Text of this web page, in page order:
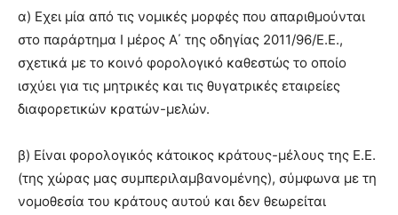
α) Εχει μία από τις νομικές μορφές που απαριθμούνται
στο παράρτημα Ι μέρος Α΄ της οδηγίας 2011/96/Ε.Ε.,
σχετικά με το κοινό φορολογικό καθεστώς το οποίο
ισχύει για τις μητρικές και τις θυγατρικές εταιρείες
διαφορετικών κρατών-μελών.
β) Είναι φορολογικός κάτοικος κράτους-μέλους της Ε.Ε.
(της χώρας μας συμπεριλαμβανομένης), σύμφωνα με τη
νομοθεσία του κράτους αυτού και δεν θεωρείται